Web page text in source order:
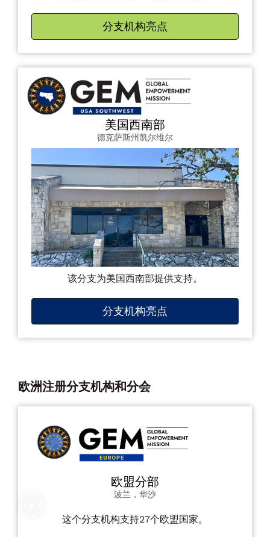
分支机构亮点
美国西南部
德克萨斯州凯尔维尔
该分支为美国西南部提供支持。
分支机构亮点
欧洲注册分支机构和分会
欧盟分部
波兰，华沙
这个分支机构支持27个欧盟国家。